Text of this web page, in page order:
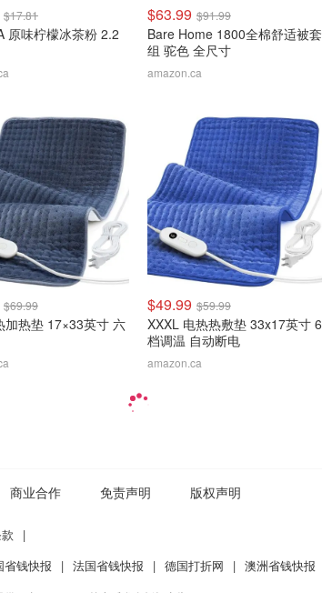
$17.81
原味柠檬冰茶粉 2.2
$63.99 $91.99
Bare Home 1800全棉舒适被套
组 驼色 全尺寸
amazon.ca
$69.99
加热垫 17×33英寸 六
$49.99 $59.99
XXXL 电热热敷垫 33x17英寸 6
档调温 自动断电
amazon.ca
商业合作 免责声明 版权声明
|
省钱快报 | 法国省钱快报 | 德国打折网 | 澳洲省钱快报